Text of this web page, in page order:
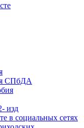
СПбДА
изд
в социальных сетях